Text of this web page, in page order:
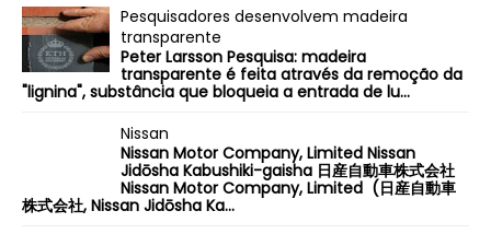
Pesquisadores desenvolvem madeira
transparente
Peter Larsson Pesquisa: madeira
transparente é feita através da remoção da
"lignina", substância que bloqueia a entrada de lu...
Nissan
Nissan Motor Company, Limited Nissan
Jidōsha Kabushiki-gaisha 日産自動車株式会社
Nissan Motor Company, Limited (日産自動車
株式会社, Nissan Jidōsha Ka...